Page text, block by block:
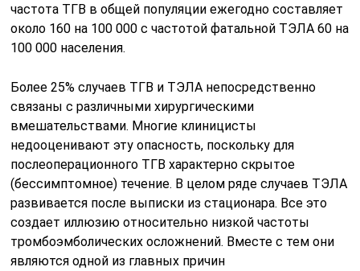
частота ТГВ в общей популяции ежегодно составляет
около 160 на 100 000 с частотой фатальной ТЭЛА 60 на
100 000 населения.
Более 25% случаев ТГВ и ТЭЛА непосредственно
связаны с различными хирургическими
вмешательствами. Многие клиницисты
недооценивают эту опасность, поскольку для
послеоперационного ТГВ характерно скрытое
(бессимптомное) течение. В целом ряде случаев ТЭЛА
развивается после выписки из стационара. Все это
создает иллюзию относительно низкой частоты
тромбоэмболических осложнений. Вместе с тем они
являются одной из главных причин